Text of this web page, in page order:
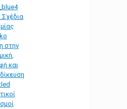
Σχέδια
στην
και